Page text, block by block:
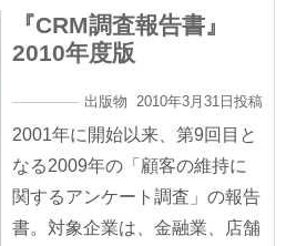
『CRM調査報告書』
2010年度版
出版物 2010年3月31日投稿
2001年に開始以来、第9回目と
なる2009年の「顧客の維持に
関するアンケート調査」の報告
書。対象企業は、金融業、店舗